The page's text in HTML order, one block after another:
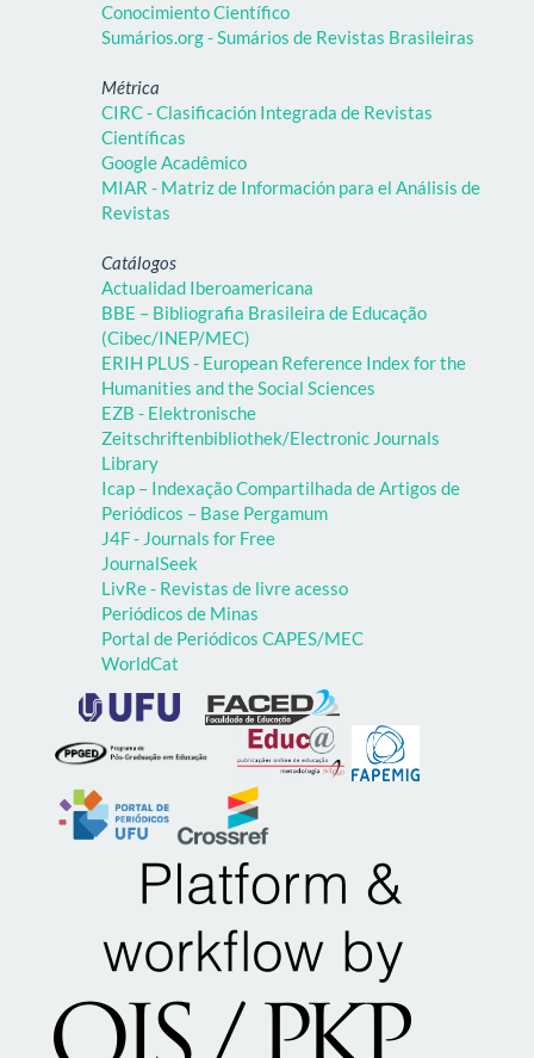
Conocimiento Científico
Sumários.org - Sumários de Revistas Brasileiras
Métrica
CIRC - Clasificación Integrada de Revistas
Científicas
Google Acadêmico
MIAR - Matriz de Información para el Análisis de
Revistas
Catálogos
Actualidad Iberoamericana
BBE – Bibliografia Brasileira de Educação
(Cibec/INEP/MEC)
ERIH PLUS - European Reference Index for the
Humanities and the Social Sciences
EZB - Elektronische
Zeitschriftenbibliothek/Electronic Journals
Library
Icap – Indexação Compartilhada de Artigos de
Periódicos – Base Pergamum
J4F - Journals for Free
JournalSeek
LivRe - Revistas de livre acesso
Periódicos de Minas
Portal de Periódicos CAPES/MEC
WorldCat